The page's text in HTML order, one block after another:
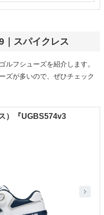
｜スパイクレス
ルフシューズを紹介します。
ズが多いので、ぜひチェック
）『UGBS574v3